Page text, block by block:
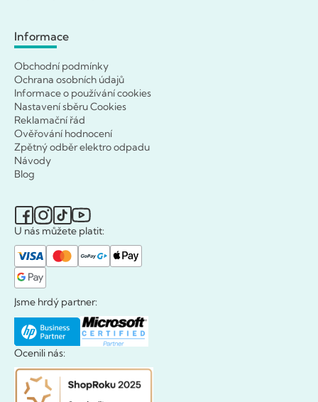
Informace
Obchodní podmínky
Ochrana osobních údajů
Informace o používání cookies
Nastavení sběru Cookies
Reklamační řád
Ověřování hodnocení
Zpětný odběr elektro odpadu
Návody
Blog
U nás můžete platit:
Jsme hrdý partner:
Ocenili nás: